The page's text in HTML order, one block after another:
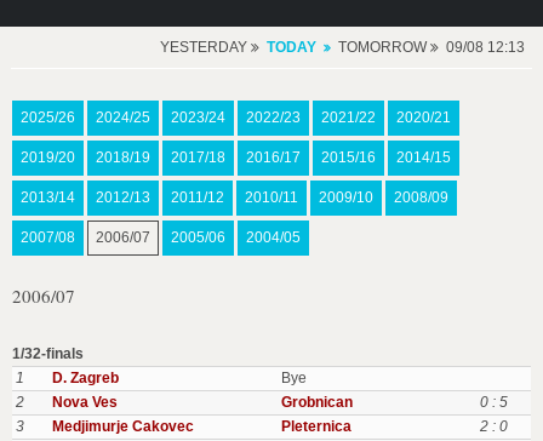
YESTERDAY TODAY TOMORROW 09/08 12:13
2025/26 2024/25 2023/24 2022/23 2021/22 2020/21
2019/20 2018/19 2017/18 2016/17 2015/16 2014/15
2013/14 2012/13 2011/12 2010/11 2009/10 2008/09
2007/08 2006/07 2005/06 2004/05
2006/07
1/32-finals
1
D. Zagreb
Bye
2
Nova Ves Grobnican
0 : 5
3
Medjimurje Cakovec Pleternica
2 : 0